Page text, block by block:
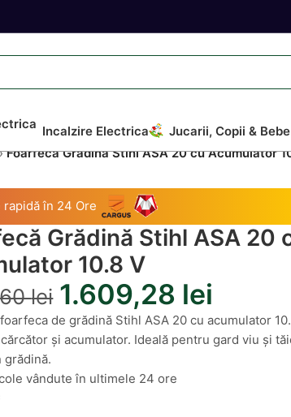
Incalzire Electrica Jucarii, Copii & Bebe
Foarfecă Grădină Stihl ASA 20 cu Acumulator
rapidă în 24 Ore
Grădină Stihl ASA 20
10.8 V
lei 1.609,28 lei
de grădină Stihl ASA 20 cu acumulator
și acumulator. Ideală pentru gard viu și
grădină.
vândute în ultimele 24 ore